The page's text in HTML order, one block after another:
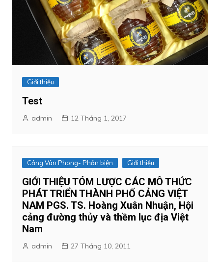
Giới thiệu
Test
admin 12 Tháng 1, 2017
Cảng Vân Phong- Phản biện Giới thiệu
GIỚI THIỆU TÓM LƯỢC CÁC MÔ THỨC
PHÁT TRIỂN THÀNH PHỐ CẢNG VIỆT
NAM PGS. TS. Hoàng Xuân Nhuận, Hội
cảng đường thủy và thềm lục địa Việt
Nam
admin 27 Tháng 10, 2011